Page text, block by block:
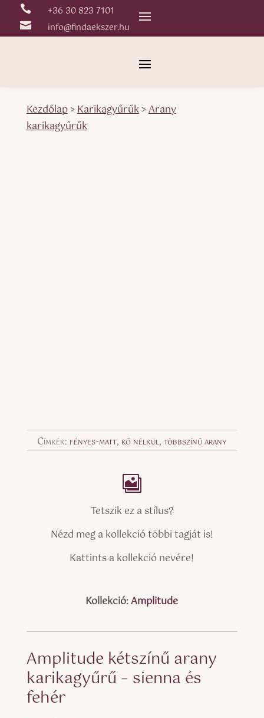
 +36 30 823 7101
 info@findaekszer.hu
Kezdőlap>Karikagyűrűk>Arany
karikagyűrűk
Címkék: fényes-matt, kő nélkül,többszínű arany
Tetszik ez a stílus?
Nézd meg a kollekció többi tagját is!
Kattints a kollekció nevére!
Kollekció:Amplitude
Amplitude kétszínű arany
karikagyűrű – sienna és
fehér